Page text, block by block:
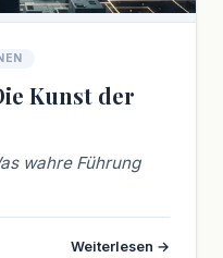
Kunst der
wahre Führung
Weiterlesen →